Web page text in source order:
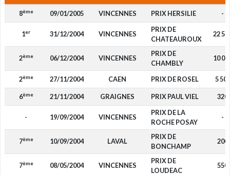
8ème 09/01/2005 VINCENNES PRIX HERSILIE -
1er 31/12/2004 VINCENNES
PRIX DE
CHATEAUROUX
22
2ème 06/12/2004 VINCENNES
PRIX DE
CHAMBLY
10
2ème 27/11/2004 CAEN PRIX DE ROSEL 5 500
6ème 21/11/2004 GRAIGNES PRIX PAUL VIEL 320
- 19/09/2004 VINCENNES
PRIX DE LA
ROCHE POSAY
-
7ème 10/09/2004 LAVAL
PRIX DE
BONCHAMP
200
7ème 08/05/2004 VINCENNES
PRIX DE
LOUDEAC
550